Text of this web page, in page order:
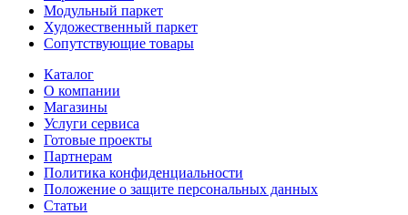
Модульный паркет
Художественный паркет
Сопутствующие товары
Каталог
О компании
Магазины
Услуги сервиса
Готовые проекты
Партнерам
Политика конфиденциальности
Положение о защите персональных данных
Статьи